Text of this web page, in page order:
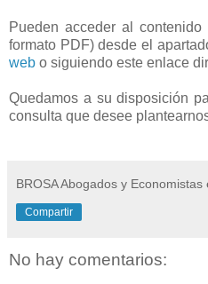
Pueden acceder al
formato PDF) desde el
web o siguiendo este enlace
Quedamos a su disposición
consulta que desee
BROSA Abogados y Economistas
Compartir
No hay comentarios: